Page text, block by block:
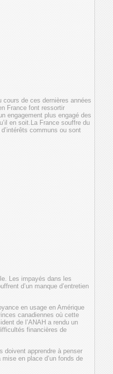
de ces dernières années
France font ressortir
engagement plus engagé des
en soit.La France souffre du
communs ou sont
Les impayés dans les
d’un manque d’entretien
en usage en Amérique
canadiennes où cette
de l’ANAH a rendu un
financières de
doivent apprendre à penser
en place d’un fonds de